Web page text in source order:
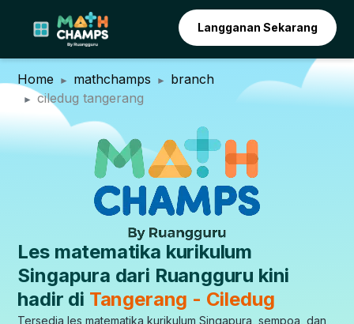
Langganan Sekarang
Home mathchamps
branch
ciledug tangerang
Les matematika kurikulum
Singapura dari Ruangguru kini
hadir di Tangerang - Ciledug
Tersedia les matematika kurikulum Singapura, sempoa, dan